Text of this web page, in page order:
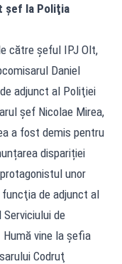
şef la Poliţia
către şeful IPJ Olt,
Daniel
adjunct al Poliţiei
şef Nicolae Mirea,
a fost demis pentru
dispariției
unor
de adjunct al
de
vine la şefia
Codruţ